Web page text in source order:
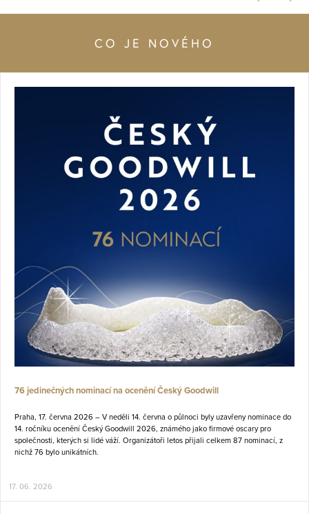
CO JE NOVÉHO
76 jedinečných nominací na ocenění Český Goodwill
Praha, 17. června 2026 – V neděli 14. června o půlnoci byly uzavřeny nominace do
14. ročníku ocenění Český Goodwill 2026, známého jako firmové oscary pro
společnosti, kterých si lidé váží. Organizátoři letos přijali celkem 87 nominací, z
nichž 76 bylo unikátních.
17. 06. 2026